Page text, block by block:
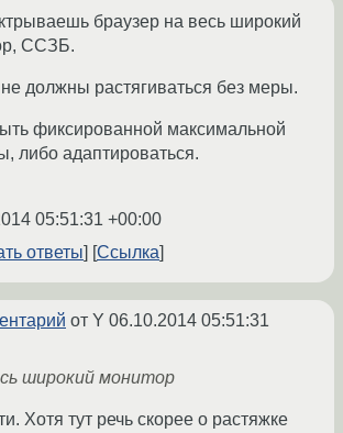
браузер на весь широкий
ССЗБ.
должны растягиваться без меры.
фиксированной максимальной
либо адаптироваться.
05:51:31 +00:00
ответы
Ссылка
от Y 06.10.2014 05:51:31
широкий монитор
Хотя тут речь скорее о растяжке